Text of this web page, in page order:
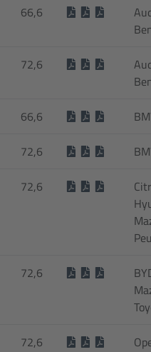
66,6
72,6
66,6
72,6
72,6
72,6
72,6